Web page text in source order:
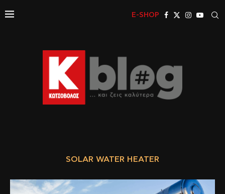
E-SHOP
SOLAR WATER HEATER